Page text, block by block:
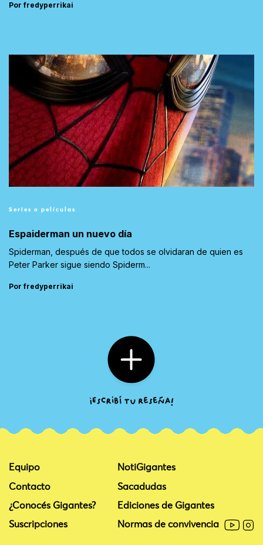
Por fredyperrikai
Series o películas
Espaiderman un nuevo día
Spiderman, después de que todos se olvidaran de quien es
Peter Parker sigue siendo Spiderm...
Por fredyperrikai
Equipo
Contacto
¿Conocés Gigantes?
Suscripciones
NotiGigantes
Sacadudas
Ediciones de Gigantes
Normas de convivencia